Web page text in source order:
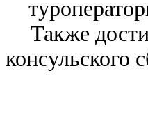
Также
консульского